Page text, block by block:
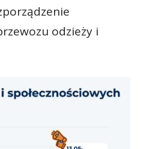
odzieży i